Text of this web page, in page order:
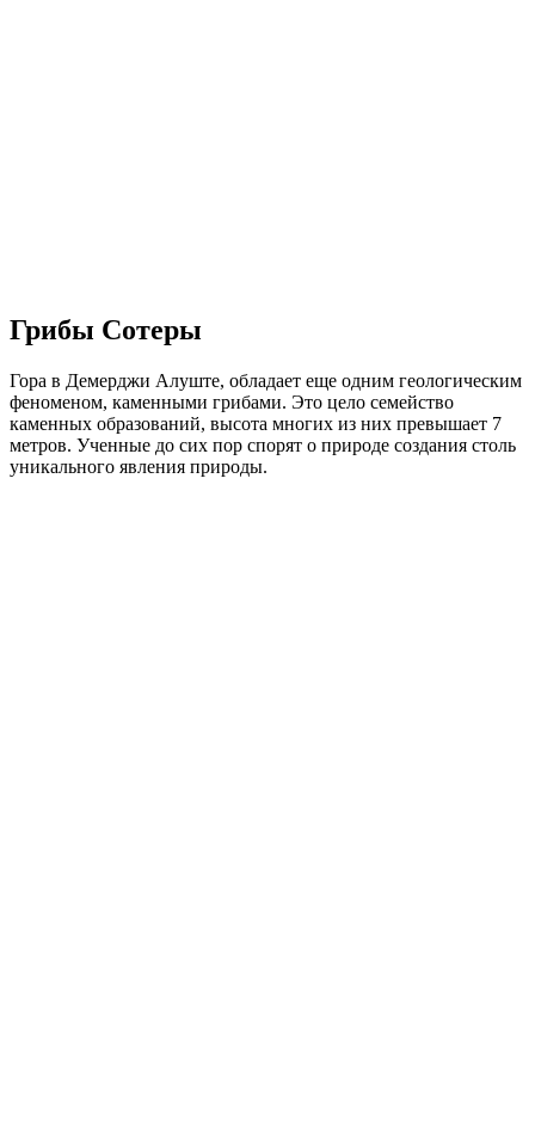
Грибы Сотеры
Гора в Демерджи Алуште, обладает еще одним геологическим
феноменом, каменными грибами. Это цело семейство
каменных образований, высота многих из них превышает 7
метров. Ученные до сих пор спорят о природе создания столь
уникального явления природы.